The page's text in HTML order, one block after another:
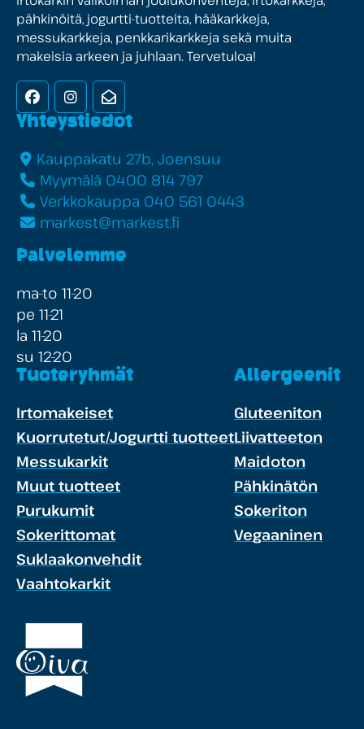
pähkinöitä, jogurtti-tuotteita, hääkarkkeja,
messukarkkeja, penkkarikarkkeja sekä muita
makeisia arkeen ja juhlaan. Tervetuloa!
FacebookInstagramUutiskirje
Yhteystiedot
Kauppakatu 27b, Joensuu
Myymälä 0400 814 797
Verkkokauppa 040 561 0443
markest@markest.fi
Palvelemme
ma-to 11-20
pe 11-21
la 11-20
su 12-20
Tuoteryhmät
Irtomakeiset
Kuorrutetut/Jogurtti tuotteet
Messukarkit
Muut tuotteet
Purukumit
Sokerittomat
Suklaakonvehdit
Vaahtokarkit
Allergeenit
Gluteeniton
Liivatteeton
Maidoton
Pähkinätön
Sokeriton
Vegaaninen